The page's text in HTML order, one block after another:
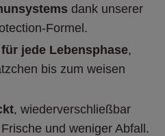
dank unserer
Formel.
jede Lebensphase,
bis zum weisen
, wiederverschließbar
und weniger Abfall.